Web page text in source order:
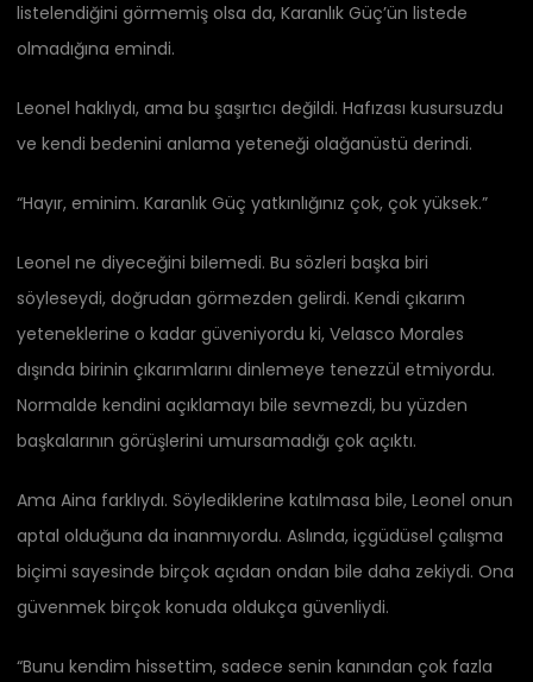
listelendiğini görmemiş olsa da, Karanlık Güç’ün listede
olmadığına emindi.
Leonel haklıydı, ama bu şaşırtıcı değildi. Hafızası kusursuzdu
ve kendi bedenini anlama yeteneği olağanüstü derindi.
“Hayır, eminim. Karanlık Güç yatkınlığınız çok, çok yüksek.”
Leonel ne diyeceğini bilemedi. Bu sözleri başka biri
söyleseydi, doğrudan görmezden gelirdi. Kendi çıkarım
yeteneklerine o kadar güveniyordu ki, Velasco Morales
dışında birinin çıkarımlarını dinlemeye tenezzül etmiyordu.
Normalde kendini açıklamayı bile sevmezdi, bu yüzden
başkalarının görüşlerini umursamadığı çok açıktı.
Ama Aina farklıydı. Söylediklerine katılmasa bile, Leonel onun
aptal olduğuna da inanmıyordu. Aslında, içgüdüsel çalışma
biçimi sayesinde birçok açıdan ondan bile daha zekiydi. Ona
güvenmek birçok konuda oldukça güvenliydi.
“Bunu kendim hissettim, sadece senin kanından çok fazla